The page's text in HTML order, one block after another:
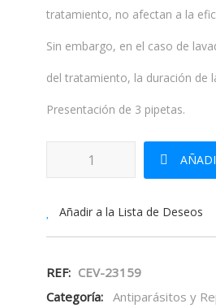
tratamiento, no afectan a la
Sin embargo, en el caso de
del tratamiento, la duración de
Presentación de 3 pipetas.
VECTRA 3D SOLUCION SPOT-
Añadir a la Lista de Deseos
REF: CEV-23159
Categoría: Antiparásitos y